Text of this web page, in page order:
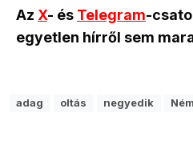
Az X- és Telegram-
egyetlen hírről sem
adag oltás negyedik